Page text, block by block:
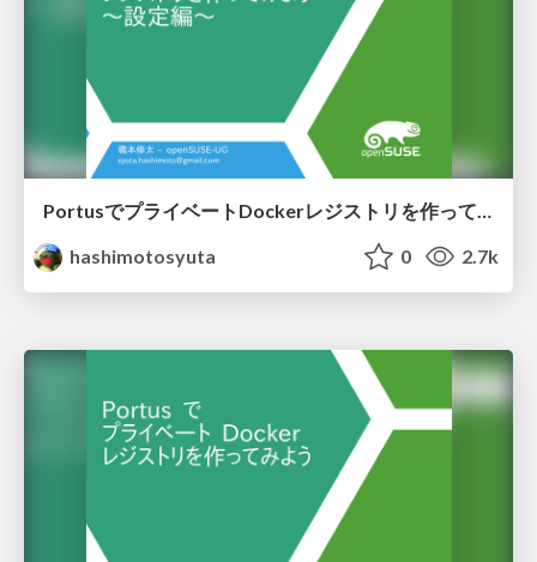
PortusでプライベートDockerレジストリを作ってみよう 設定編
hashimotosyuta
0 2.7k